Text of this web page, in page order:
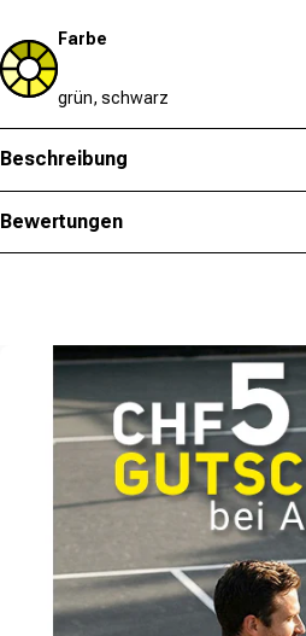
Farbe
grün, schwarz
Beschreibung
Bewertungen